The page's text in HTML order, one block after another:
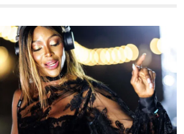
ალბათობით, არც უკრაინის ომი